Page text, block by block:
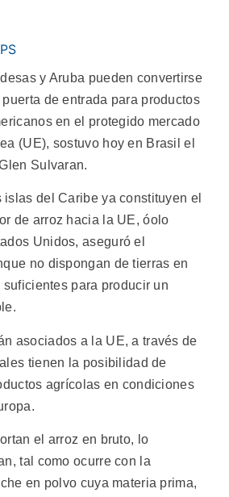
y Aruba pueden convertirse
de entrada para productos
en el protegido mercado
(UE), sostuvo hoy en Brasil el
Sulvaran.
islas del Caribe ya constituyen el
de arroz hacia la UE, óolo
Unidos, aseguró el
no dispongan de tierras en
para producir un
asociados a la UE, a través de
tienen la posibilidad de
agrícolas en condiciones
el arroz en bruto, lo
tal como ocurre con la
en polvo cuya materia prima,